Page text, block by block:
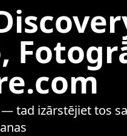
tad izārstējiet tos